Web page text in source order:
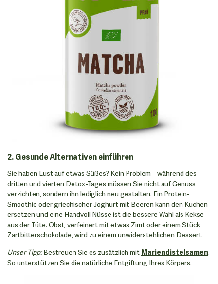
2. Gesunde Alternativen einführen
Sie haben Lust auf etwas Süßes? Kein Problem – während des
dritten und vierten Detox-Tages müssen Sie nicht auf Genuss
verzichten, sondern ihn lediglich neu gestalten. Ein Protein-
Smoothie oder griechischer Joghurt mit Beeren kann den Kuchen
ersetzen und eine Handvoll Nüsse ist die bessere Wahl als Kekse
aus der Tüte. Obst, verfeinert mit etwas Zimt oder einem Stück
Zartbitterschokolade, wird zu einem unwiderstehlichen Dessert.
Unser Tipp:Bestreuen Sie es zusätzlich mit Mariendistelsamen.
So unterstützen Sie die natürliche Entgiftung Ihres Körpers.